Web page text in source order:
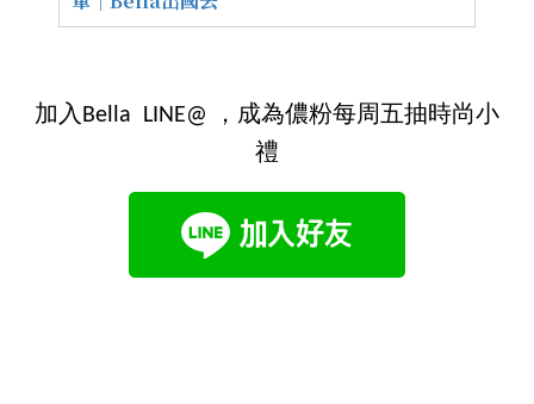
加入Bella LINE@ ，成為儂粉每周五抽時尚小
禮